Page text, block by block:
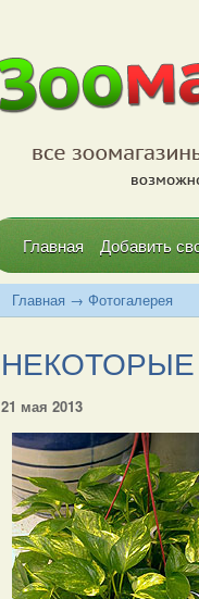
Главная Добавить
Главная → Фотогалерея
21 мая 2013